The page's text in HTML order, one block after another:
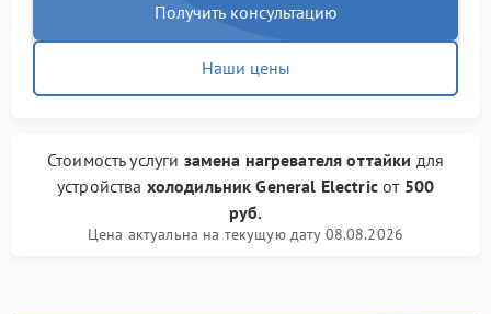
Получить консультацию
Наши цены
Стоимость услуги замена нагревателя оттайки для
устройства холодильник General Electricот 500
руб.
Цена актуальна на текущую дату 08.08.2026